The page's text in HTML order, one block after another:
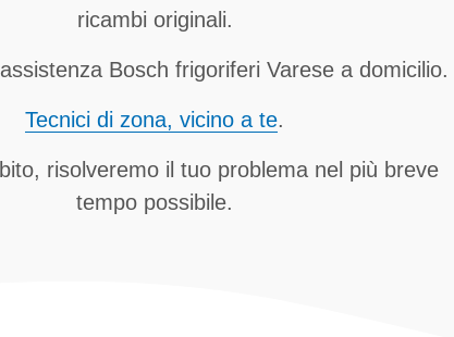
ricambi originali.
Bosch frigoriferi Varese a domicilio.
Tecnici di zona, vicino a te.
risolveremo il tuo problema nel più breve
tempo possibile.